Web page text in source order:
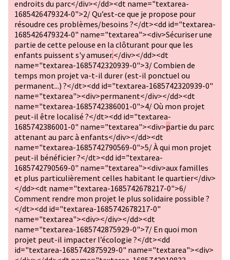
endroits du parc</div></dd><dt name="textarea-
1685426479324-0">2/ Qu’est-ce que je propose pour
résoudre ces problèmes/besoins ?</dt><dd id="textarea-
1685426479324-0" name="textarea"><div>Sécuriser une
partie de cette pelouse en la clôturant pour que les
enfants puissent s'y amuser.</div></dd><dt
name="textarea-1685742320939-0">3/ Combien de
temps mon projet va-t-il durer (est-il ponctuel ou
permanent...) ?</dt><dd id="textarea-1685742320939-0"
name="textarea"><div>permanent</div></dd><dt
name="textarea-1685742386001-0">4/ Où mon projet
peut-il être localisé ?</dt><dd id="textarea-
1685742386001-0" name="textarea"><div>partie du parc
attenant au parc à enfants</div></dd><dt
name="textarea-1685742790569-0">5/ À qui mon projet
peut-il bénéficier ?</dt><dd id="textarea-
1685742790569-0" name="textarea"><div>aux familles
et plus particulièrement celles habitant le quartier</div>
</dd><dt name="textarea-1685742678217-0">6/
Comment rendre mon projet le plus solidaire possible ?
</dt><dd id="textarea-1685742678217-0"
name="textarea"><div></div></dd><dt
name="textarea-1685742875929-0">7/ En quoi mon
projet peut-il impacter l’écologie ?</dt><dd
id="textarea-1685742875929-0" name="textarea"><div>